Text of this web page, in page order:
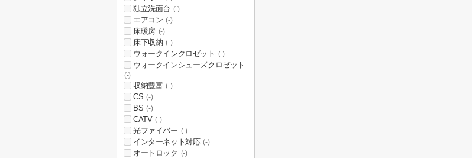
独立洗面台 (-)
エアコン (-)
床暖房 (-)
床下収納 (-)
ウォークインクロゼット (-)
ウォークインシューズクロゼット
(-)
収納豊富 (-)
CS (-)
BS (-)
CATV (-)
光ファイバー (-)
インターネット対応 (-)
オートロック (-)